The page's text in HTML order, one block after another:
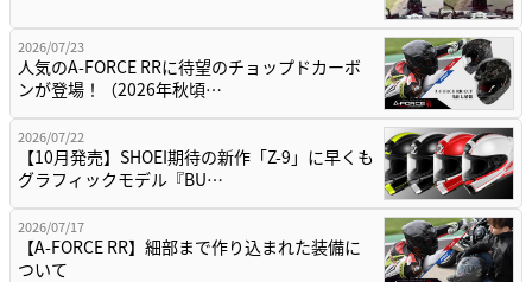
2026/07/23
人気のA-FORCE RRに待望のチョップドカーボ
ンが登場！（2026年秋頃…
2026/07/22
【10月発売】SHOEI期待の新作「Z-9」に早くも
グラフィックモデル『BU…
2026/07/17
【A-FORCE RR】細部まで作り込まれた装備に
ついて